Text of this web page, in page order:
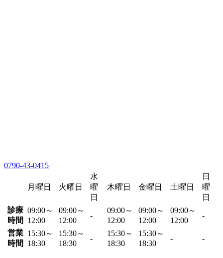
0790-43-0415
月曜日 火曜日
水
曜
日
木曜日 金曜日 土曜日
日
曜
日
診療
時間
09:00～
12:00
09:00～
12:00
-
09:00～
12:00
09:00～
12:00
09:00～
12:00
-
営業
時間
15:30～
18:30
15:30～
18:30
-
15:30～
18:30
15:30～
18:30
- -